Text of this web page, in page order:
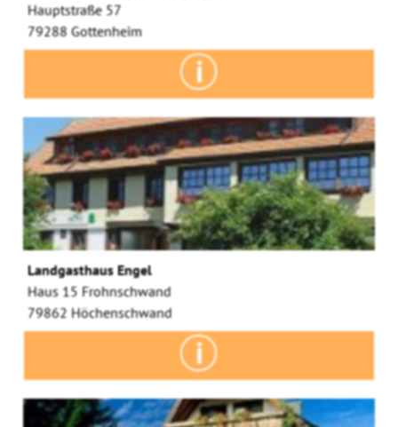
Hauptstraße 57
79288 Gottenheim
Landgasthaus Engel
Haus 15 Frohnschwand
79862 Höchenschwand